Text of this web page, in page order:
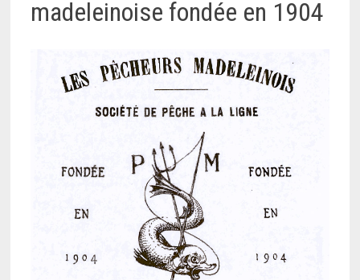
madeleinoise fondée en 1904